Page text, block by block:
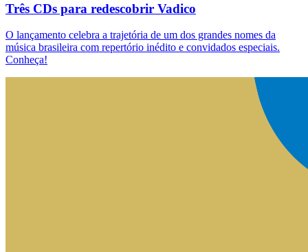
Três CDs para redescobrir Vadico
O lançamento celebra a trajetória de um dos grandes nomes da
música brasileira com repertório inédito e convidados especiais.
Conheça!